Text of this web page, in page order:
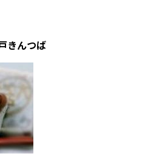
きんつば